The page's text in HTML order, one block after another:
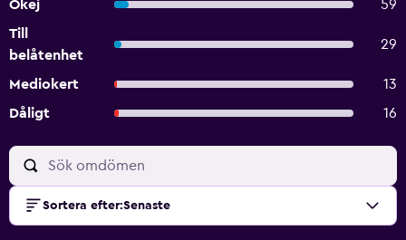
Okej
59
Till
belåtenhet
29
Mediokert
13
Dåligt
16
Sortera efter:Senaste